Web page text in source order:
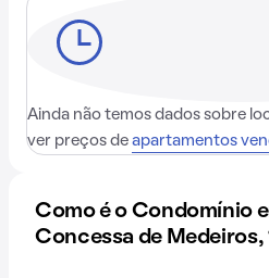
Ainda não temos dados sobre
ver preços de apartamentos
Como é o Condomínio
Concessa de Medeiros,